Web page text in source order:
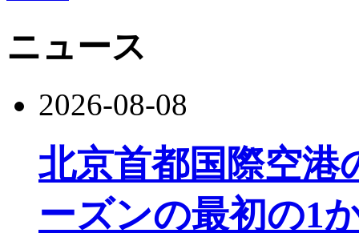
ニュース
2026-08-08
北京首都国際空港
ーズンの最初の1